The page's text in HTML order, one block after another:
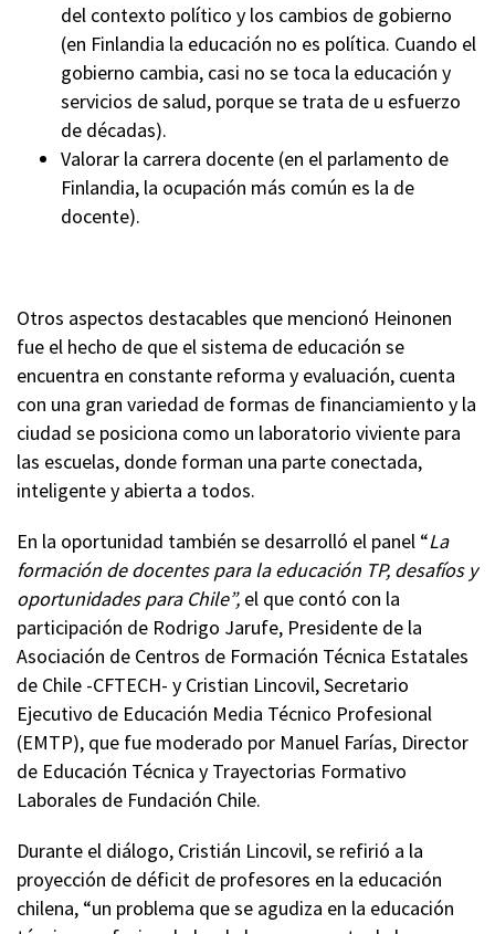
del contexto político y los cambios de gobierno
(en Finlandia la educación no es política. Cuando el
gobierno cambia, casi no se toca la educación y
servicios de salud, porque se trata de u esfuerzo
de décadas).
Valorar la carrera docente (en el parlamento de
Finlandia, la ocupación más común es la de
docente).
Otros aspectos destacables que mencionó Heinonen
fue el hecho de que el sistema de educación se
encuentra en constante reforma y evaluación, cuenta
con una gran variedad de formas de financiamiento y la
ciudad se posiciona como un laboratorio viviente para
las escuelas, donde forman una parte conectada,
inteligente y abierta a todos.
En la oportunidad también se desarrolló el panel “La
formación de docentes para la educación TP, desafíos y
oportunidades para Chile”, el que contó con la
participación de Rodrigo Jarufe, Presidente de la
Asociación de Centros de Formación Técnica Estatales
de Chile -CFTECH- y Cristian Lincovil, Secretario
Ejecutivo de Educación Media Técnico Profesional
(EMTP), que fue moderado por Manuel Farías, Director
de Educación Técnica y Trayectorias Formativo
Laborales de Fundación Chile.
Durante el diálogo, Cristián Lincovil, se refirió a la
proyección de déficit de profesores en la educación
chilena, “un problema que se agudiza en la educación